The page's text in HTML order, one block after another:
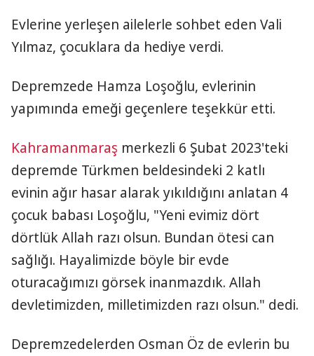
Evlerine yerleşen ailelerle sohbet eden Vali
Yılmaz, çocuklara da hediye verdi.
Depremzede Hamza Loşoğlu, evlerinin
yapımında emeği geçenlere teşekkür etti.
Kahramanmaraş merkezli 6 Şubat 2023'teki
depremde Türkmen beldesindeki 2 katlı
evinin ağır hasar alarak yıkıldığını anlatan 4
çocuk babası Loşoğlu, "Yeni evimiz dört
dörtlük Allah razı olsun. Bundan ötesi can
sağlığı. Hayalimizde böyle bir evde
oturacağımızı görsek inanmazdık. Allah
devletimizden, milletimizden razı olsun." dedi.
Depremzedelerden Osman Öz de evlerin bu